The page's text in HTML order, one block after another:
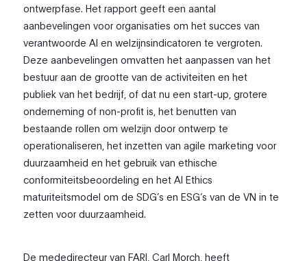
ontwerpfase. Het rapport geeft een aantal
aanbevelingen voor organisaties om het succes van
verantwoorde AI en welzijnsindicatoren te vergroten.
Deze aanbevelingen omvatten het aanpassen van het
bestuur aan de grootte van de activiteiten en het
publiek van het bedrijf, of dat nu een start-up, grotere
onderneming of non-profit is, het benutten van
bestaande rollen om welzijn door ontwerp te
operationaliseren, het inzetten van agile marketing voor
duurzaamheid en het gebruik van ethische
conformiteitsbeoordeling en het AI Ethics
maturiteitsmodel om de SDG’s en ESG’s van de VN in te
zetten voor duurzaamheid.
De mededirecteur van FARI, Carl Morch, heeft